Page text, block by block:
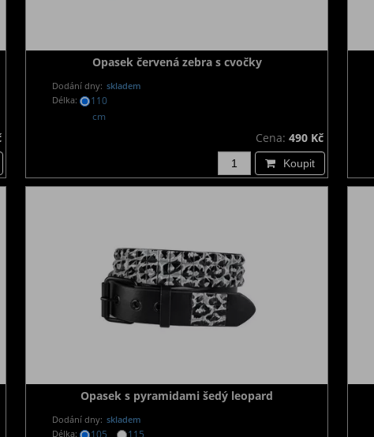
Opasek červená zebra s cvočky
Dodání dny: skladem
Délka:
110
cm
Cena: 490 Kč
Koupit
Opasek s pyramidami šedý leopard
Dodání dny: skladem
Délka:
105 115